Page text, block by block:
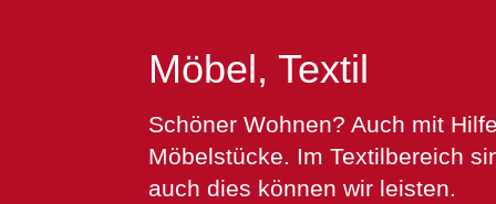
Möbel, Textil
Schöner Wohnen? Auch mit
Möbelstücke. Im Textilbereich
auch dies können wir leisten.